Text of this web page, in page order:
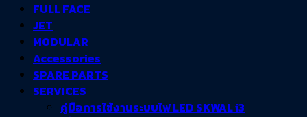
FULL FACE
JET
MODULAR
Accessories
SPARE PARTS
SERVICES
คู่มือการใช้งานระบบไฟ LED SKWAL i3